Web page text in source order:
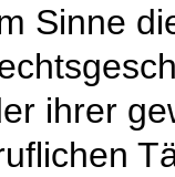
Sinne
ihrer